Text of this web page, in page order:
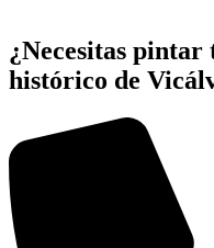
¿Necesitas pintar
histórico de